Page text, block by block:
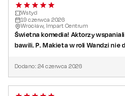
Reżyser: Wojciech Malajkat
Kostiumy: Zuzanna Kolanowska,
Scenografia: Wojciech Stefaniak
Producenci: Katarzyna Fukacz,
Premiera: 9 października 2023
Wstyd
19 czerwca 2026
Wrocław, Impart Centrum
Świetna komedia! Aktorzy
bawili. P. Makieta w roli Wandzi nie
Dodano: 24czerwca 2026